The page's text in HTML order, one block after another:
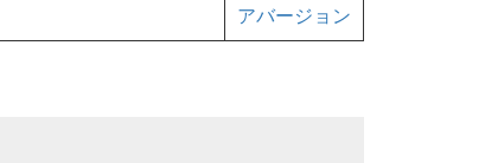
アバージョン